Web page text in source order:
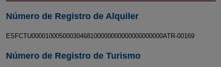
Número de Registro de Alquiler
ESFCTU00001000500030468100000000000000000000ATR-00169
Número de Registro de Turismo